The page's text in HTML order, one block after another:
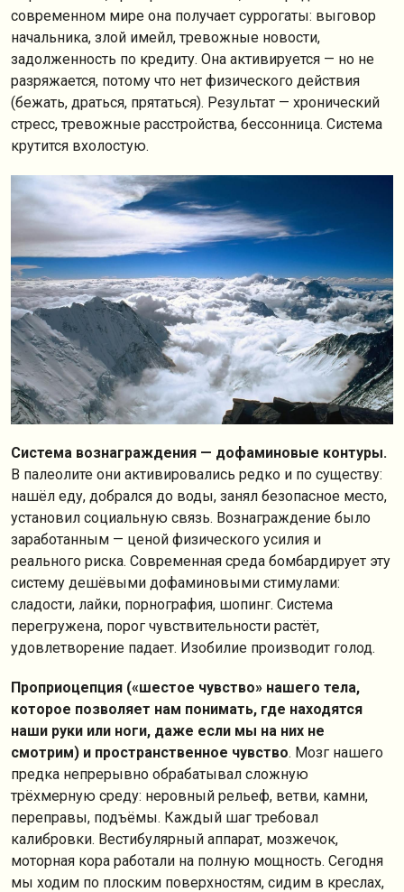
современном мире она получает суррогаты: выговор
начальника, злой имейл, тревожные новости,
задолженность по кредиту. Она активируется — но не
разряжается, потому что нет физического действия
(бежать, драться, прятаться). Результат — хронический
стресс, тревожные расстройства, бессонница. Система
крутится вхолостую.
Система вознаграждения — дофаминовые контуры.
В палеолите они активировались редко и по существу:
нашёл еду, добрался до воды, занял безопасное место,
установил социальную связь. Вознаграждение было
заработанным — ценой физического усилия и
реального риска. Современная среда бомбардирует эту
систему дешёвыми дофаминовыми стимулами:
сладости, лайки, порнография, шопинг. Система
перегружена, порог чувствительности растёт,
удовлетворение падает. Изобилие производит голод.
Проприоцепция («шестое чувство» нашего тела,
которое позволяет нам понимать, где находятся
наши руки или ноги, даже если мы на них не
смотрим) и пространственное чувство. Мозг нашего
предка непрерывно обрабатывал сложную
трёхмерную среду: неровный рельеф, ветви, камни,
переправы, подъёмы. Каждый шаг требовал
калибровки. Вестибулярный аппарат, мозжечок,
моторная кора работали на полную мощность. Сегодня
мы ходим по плоским поверхностям, сидим в креслах,